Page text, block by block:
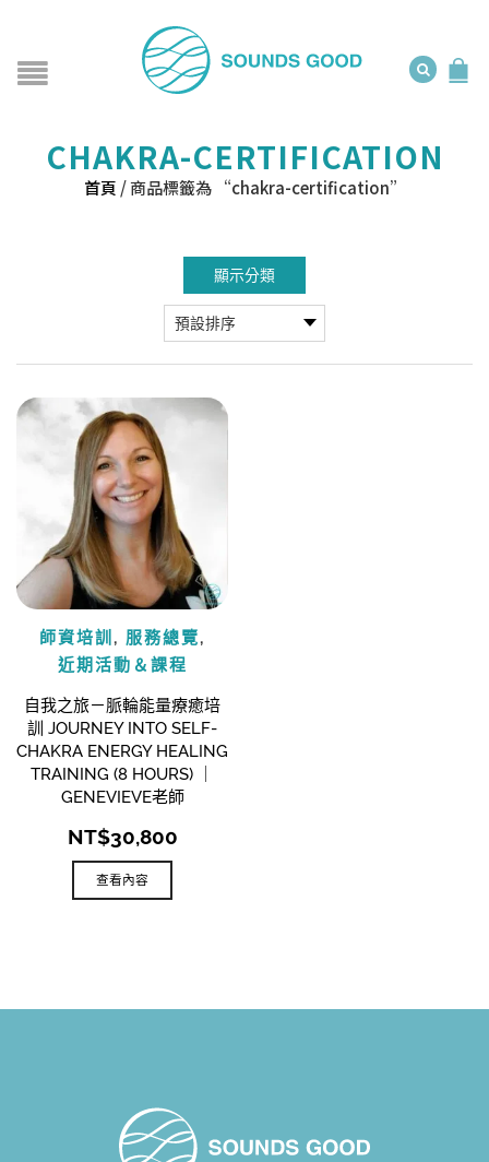
CHAKRA-CERTIFICATION
首頁 /商品標籤為 “chakra-certification”
顯示分類
師資培訓 , 服務總覽,
近期活動＆課程
自我之旅－脈輪能量療癒培
訓 JOURNEY INTO SELF-
CHAKRA ENERGY HEALING
TRAINING (8 HOURS) ｜
GENEVIEVE老師
NT$30,800
查看內容